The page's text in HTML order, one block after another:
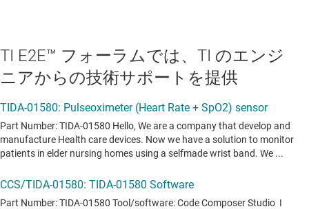
TI E2E™ フォーラムでは、TI のエンジ
ニアからの技術サポートを提供